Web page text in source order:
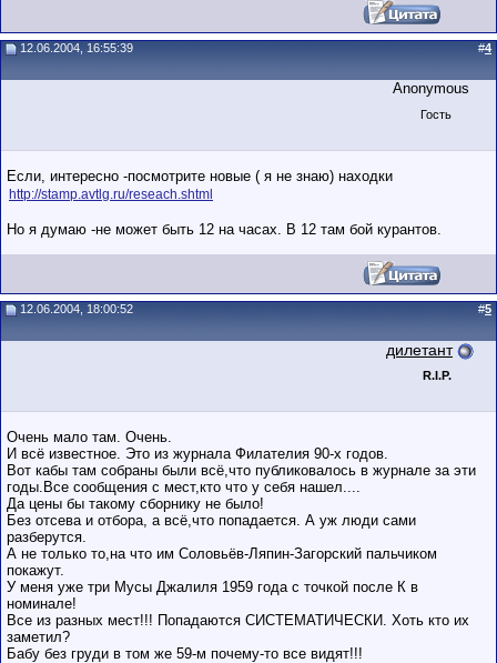
12.06.2004, 16:55:39 #4
Anonymous
Гость
Если, интересно -посмотрите новые ( я не знаю) находки
http://stamp.avtlg.ru/reseach.shtml
Но я думаю -не может быть 12 на часах. В 12 там бой курантов.
12.06.2004, 18:00:52 #5
дилетант
R.I.P.
Очень мало там. Очень.
И всё известное. Это из журнала Филателия 90-х годов.
Вот кабы там собраны были всё,что публиковалось в журнале за эти
годы.Все сообщения с мест,кто что у себя нашел....
Да цены бы такому сборнику не было!
Без отсева и отбора, а всё,что попадается. А уж люди сами
разберутся.
А не только то,на что им Соловьёв-Ляпин-Загорский пальчиком
покажут.
У меня уже три Мусы Джалиля 1959 года с точкой после К в
номинале!
Все из разных мест!!! Попадаются СИСТЕМАТИЧЕСКИ. Хоть кто их
заметил?
Бабу без груди в том же 59-м почему-то все видят!!!